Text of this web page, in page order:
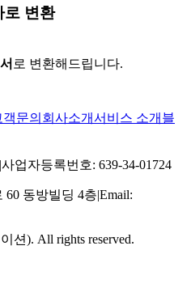
로 변환
로 변환해드립니다.
객문의 회사소개서비스 소개 블
|사업자등록번호: 639-34-01724
60 동방빌딩 4층|Email:
션). All rights reserved.